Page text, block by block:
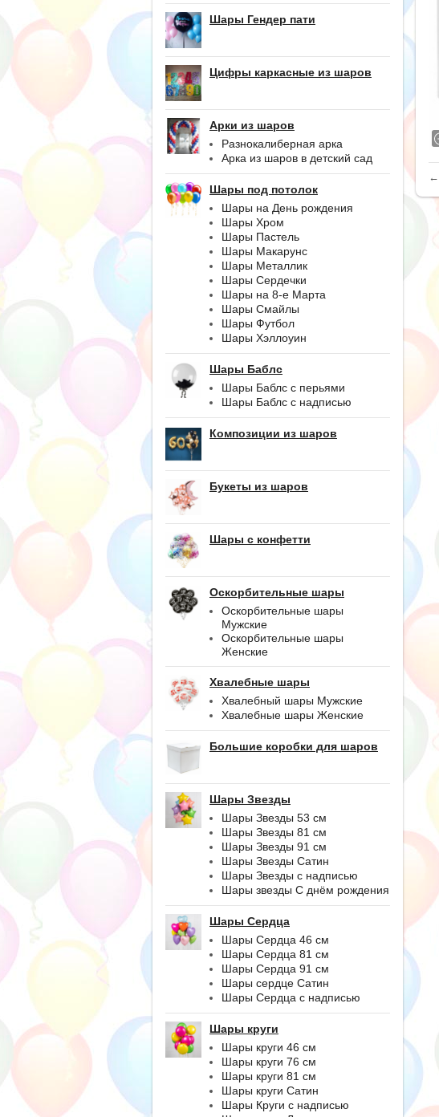
Шары Гендер пати
Цифры каркасные из шаров
Арки из шаров
Разнокалиберная арка
Арка из шаров в детский сад
Шары под потолок
Шары на День рождения
Шары Хром
Шары Пастель
Шары Макарунс
Шары Металлик
Шары Сердечки
Шары на 8-е Марта
Шары Смайлы
Шары Футбол
Шары Хэллоуин
Шары Баблс
Шары Баблс с перьями
Шары Баблс с надписью
Композиции из шаров
Букеты из шаров
Шары с конфетти
Оскорбительные шары
Оскорбительные шары
Мужские
Оскорбительные шары
Женские
Хвалебные шары
Хвалебный шары Мужские
Хвалебные шары Женские
Большие коробки для шаров
Шары Звезды
Шары Звезды 53 см
Шары Звезды 81 см
Шары Звезды 91 см
Шары Звезды Сатин
Шары Звезды с надписью
Шары звезды С днём рождения
Шары Сердца
Шары Сердца 46 см
Шары Сердца 81 см
Шары Сердца 91 см
Шары сердце Сатин
Шары Сердца с надписью
Шары круги
Шары круги 46 см
Шары круги 76 см
Шары круги 81 см
Шары круги Сатин
Шары Круги с надписью
←